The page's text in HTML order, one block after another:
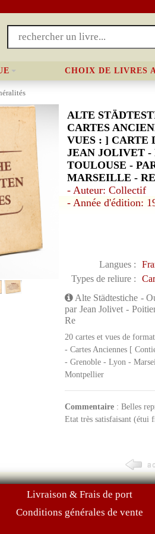
CHOIX DE LIVRES
ALTE
CARTES
VUES : ] CARTE
JEAN JOLIVET -
TOULOUSE -
MARSEILLE -
- Auteur: Collectif
- Année d'édition:
Langues :
Types de reliure :
Alte Städtestiche -
par Jean Jolivet -
Re
20 cartes et vues de
- Cartes Anciennes [
- Grenoble - Lyon -
Montpellier
Commentaire: Belles
Etat très satisfaisant (étui
Livraison & Frais de port
Conditions générales de vente